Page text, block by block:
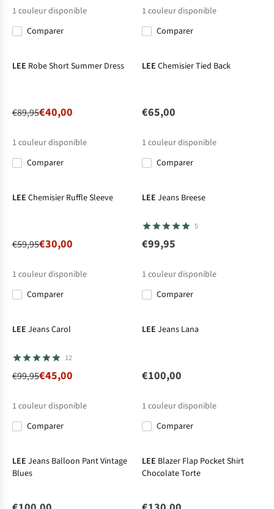
1 couleur disponible
Comparer
1 couleur disponible
Comparer
LEE Robe Short Summer Dress
€89,95€40,00
1 couleur disponible
Comparer
LEE Chemisier Tied Back
€65,00
1 couleur disponible
Comparer
LEE Chemisier Ruffle Sleeve
€59,95€30,00
1 couleur disponible
Comparer
LEE Jeans Breese
5
€99,95
1 couleur disponible
Comparer
LEE Jeans Carol
12
€99,95€45,00
1 couleur disponible
Comparer
LEE Jeans Lana
€100,00
1 couleur disponible
Comparer
LEE Jeans Balloon Pant Vintage
Blues
LEE Blazer Flap Pocket Shirt
Chocolate Torte